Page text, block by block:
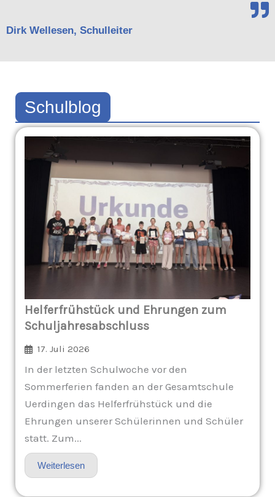
Dirk Wellesen, Schulleiter
Schulblog
Helferfrühstück und Ehrungen zum
Schuljahresabschluss
17. Juli 2026
In der letzten Schulwoche vor den
Sommerferien fanden an der Gesamtschule
Uerdingen das Helferfrühstück und die
Ehrungen unserer Schülerinnen und Schüler
statt. Zum...
Weiterlesen